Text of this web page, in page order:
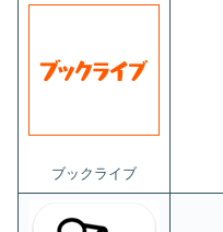
ブックライブ